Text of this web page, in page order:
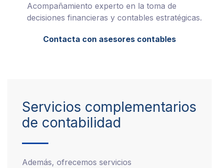
Acompañamiento experto en la toma de
decisiones financieras y contables estratégicas.
Contacta con asesores contables
Servicios complementarios
de contabilidad
Además, ofrecemos servicios